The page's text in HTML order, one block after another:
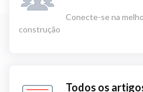
Conecte-se na
construção
Todos os